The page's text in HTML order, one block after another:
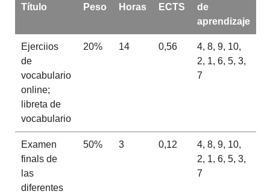
Título Peso Horas ECTS
de
aprendizaje
Ejerciios
de
vocabulario
online;
libreta de
vocabulario
20% 14 0,56
4, 8, 9, 10,
2, 1, 6, 5, 3,
7
Examen
finals de
las
diferentes
50% 3 0,12
4, 8, 9, 10,
2, 1, 6, 5, 3,
7